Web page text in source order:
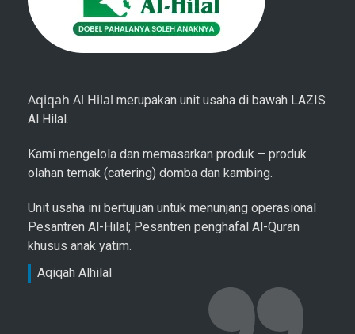
Aqiqah Al Hilal merupakan unit usaha di bawah LAZIS
Al Hilal.
Kami mengelola dan memasarkan produk – produk
olahan ternak (catering) domba dan kambing.
Unit usaha ini bertujuan untuk menunjang operasional
Pesantren Al-Hilal; Pesantren penghafal Al-Quran
khusus anak yatim.
Aqiqah Alhilal